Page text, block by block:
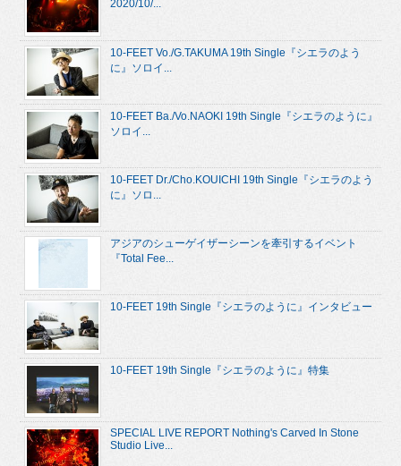
2020/10/...
10-FEET Vo./G.TAKUMA 19th Single『シエラのよう
に』ソロイ...
10-FEET Ba./Vo.NAOKI 19th Single『シエラのように』
ソロイ...
10-FEET Dr./Cho.KOUICHI 19th Single『シエラのよう
に』ソロ...
アジアのシューゲイザーシーンを牽引するイベント
『Total Fee...
10-FEET 19th Single『シエラのように』インタビュー
10-FEET 19th Single『シエラのように』特集
SPECIAL LIVE REPORT Nothing's Carved In Stone
Studio Live...